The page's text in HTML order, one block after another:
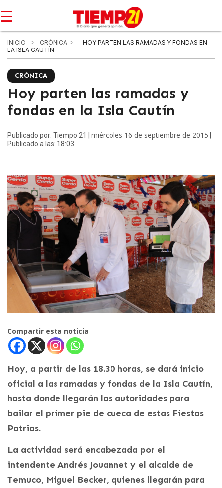
☰
INICIO CRÓNICA
HOY PARTEN LAS RAMADAS Y FONDAS EN
LA ISLA CAUTÍN
CRÓNICA
Hoy parten las ramadas y
fondas en la Isla Cautín
Publicado por: Tiempo 21 | miércoles 16 de septiembre de 2015
Publicado a las: 18:03
Compartir esta noticia
Hoy, a partir de las 18.30 horas, se dará inicio
oficial a las ramadas y fondas de la Isla Cautín,
hasta donde llegarán las autoridades para
bailar el primer pie de cueca de estas Fiestas
Patrias.
La actividad será encabezada por el
intendente Andrés Jouannet y el alcalde de
Temuco, Miguel Becker, quienes llegarán para